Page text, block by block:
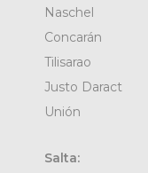
Naschel
Concarán
Tilisarao
Justo Daract
Unión
Salta: